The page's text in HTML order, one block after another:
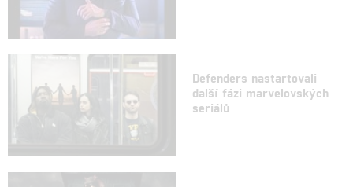
Defenders nastartovali
další fázi marvelovských
seriálů